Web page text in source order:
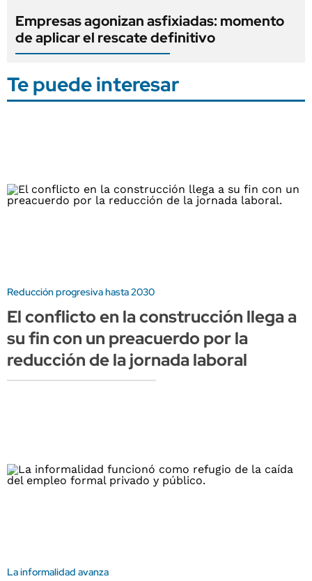
Empresas agonizan asfixiadas: momento
de aplicar el rescate definitivo
Te puede interesar
Reducción progresiva hasta 2030
El conflicto en la construcción llega a
su fin con un preacuerdo por la
reducción de la jornada laboral
La informalidad avanza